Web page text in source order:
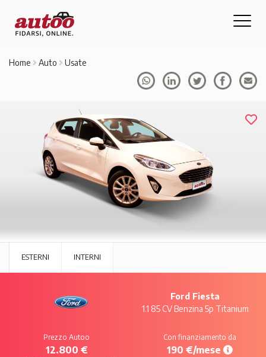
Home Auto Usate
ESTERNI INTERNI
Ford Fiesta
1.1 85 CV Benzina 5p Titanium
Prezzo Autoo
12.800 €
Con finanziamento da
190 €/mese